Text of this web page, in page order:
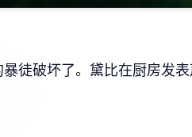
徒破坏了。黛比在厨房发